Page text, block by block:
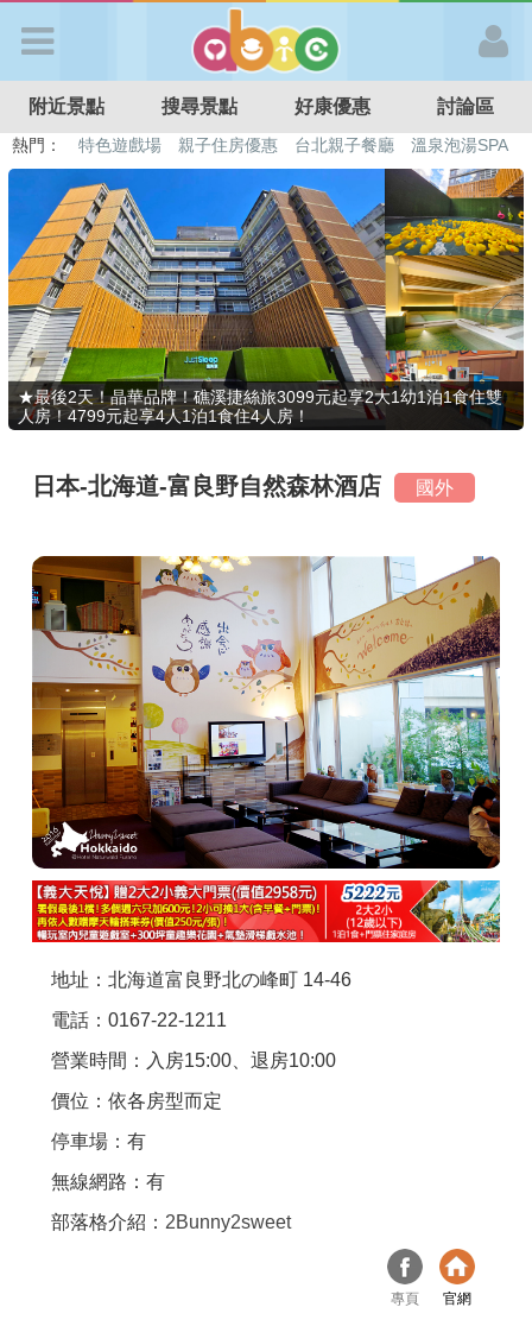
APP登入
首 頁
搜尋景點
好康優惠
最新消息
最新留言
商家合作
推薦景點
討論區
聯絡我們
APP下載
附近景點 搜尋景點 好康優惠 討論區
熱門： 特色遊戲場 親子住房優惠 台北親子餐廳
溫泉泡湯SPA
溜滑梯民宿
觀光工廠 DIY摘果 日本親子景點
★最後2天！晶華品牌！礁溪捷絲旅3099元起享2大1幼1泊1食住雙
人房！4799元起享4人1泊1食住4人房！
日本-北海道-富良野自然森林酒店 國外
地址：北海道富良野北の峰町 14-46
電話：0167-22-1211
營業時間：入房15:00、退房10:00
價位：依各房型而定
停車場：有
無線網路：有
部落格介紹： 2Bunny2sweet
專頁 官網